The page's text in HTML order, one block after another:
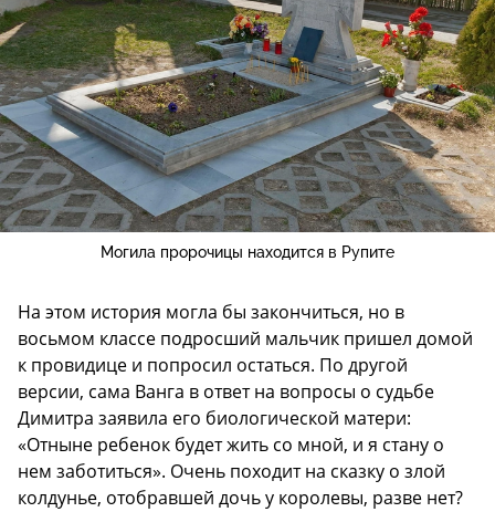
Могила пророчицы находится в Рупите
На этом история могла бы закончиться, но в
восьмом классе подросший мальчик пришел домой
к провидице и попросил остаться. По другой
версии, сама Ванга в ответ на вопросы о судьбе
Димитра заявила его биологической матери:
«Отныне ребенок будет жить со мной, и я стану о
нем заботиться». Очень походит на сказку о злой
колдунье, отобравшей дочь у королевы, разве нет?